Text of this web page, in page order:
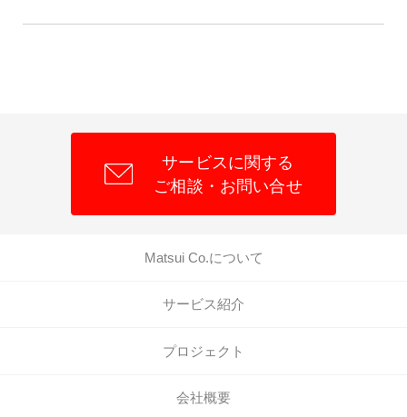
サービスに関する
ご相談・お問い合せ
Matsui Co.について
サービス紹介
プロジェクト
会社概要